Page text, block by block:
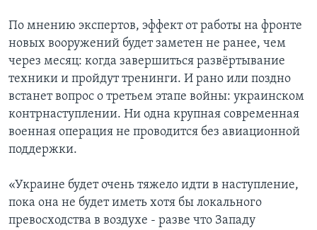
По мнению экспертов, эффект от работы на фронте
новых вооружений будет заметен не ранее, чем
через месяц: когда завершиться развёртывание
техники и пройдут тренинги. И рано или поздно
встанет вопрос о третьем этапе войны: украинском
контрнаступлении. Ни одна крупная современная
военная операция не проводится без авиационной
поддержки.
«Украине будет очень тяжело идти в наступление,
пока она не будет иметь хотя бы локального
превосходства в воздухе - разве что Западу